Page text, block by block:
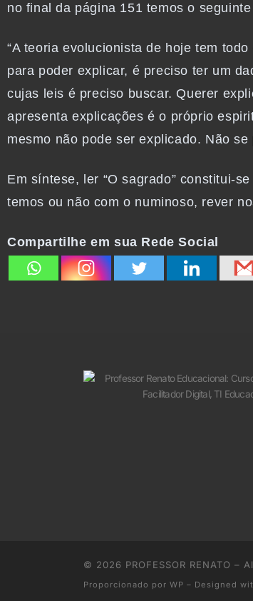
no final da página 151 temos o
“A teoria evolucionista de hoje tem
para poder explicar, é preciso ter um
cujas leis é preciso buscar. Querer
apresenta explicações é o próprio
mesmo não pode ser explicado. Não
Em síntese, ler “O sagrado” constitui-
temos ou não com o numinoso, rever
Compartilhe em sua Rede Social
© 2026 PROFESSOR RENATO –
Proporcionado por WP – Designed